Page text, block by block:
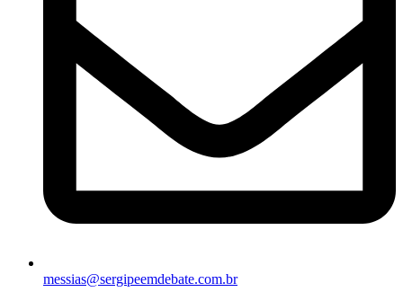
messias@sergipeemdebate.com.br